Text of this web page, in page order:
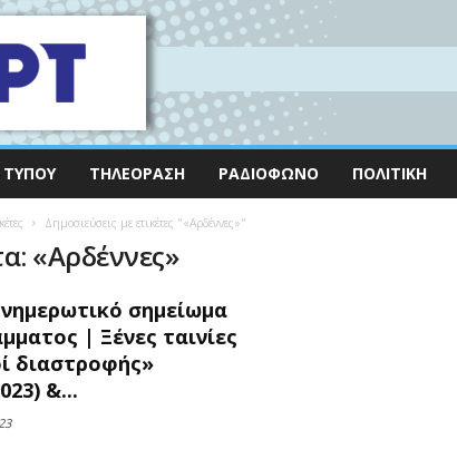
ΤΎΠΟΥ ΤΗΛΕΌΡΑΣΗ ΡΑΔΙΌΦΩΝΟ ΠΟΛΙΤΙΚΉ
Δημοσιεύσεις με ετικέτες "«Αρδέννες»"
«Αρδέννες»
σημείωμα
| Ξένες ταινίες
διαστροφής»
&...